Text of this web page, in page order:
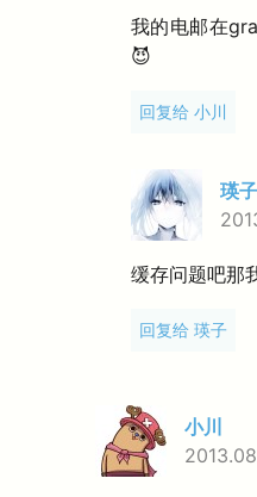
我的电邮在
😈
回复给 小川
瑛子
缓存问题吧那
回复给 瑛子
小川